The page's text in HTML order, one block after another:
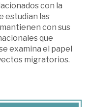
con la
estudian las
con sus
que
examina el papel
migratorios.